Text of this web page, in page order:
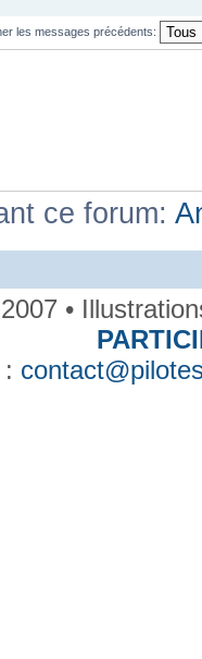
les messages précédents:
ce forum:
•